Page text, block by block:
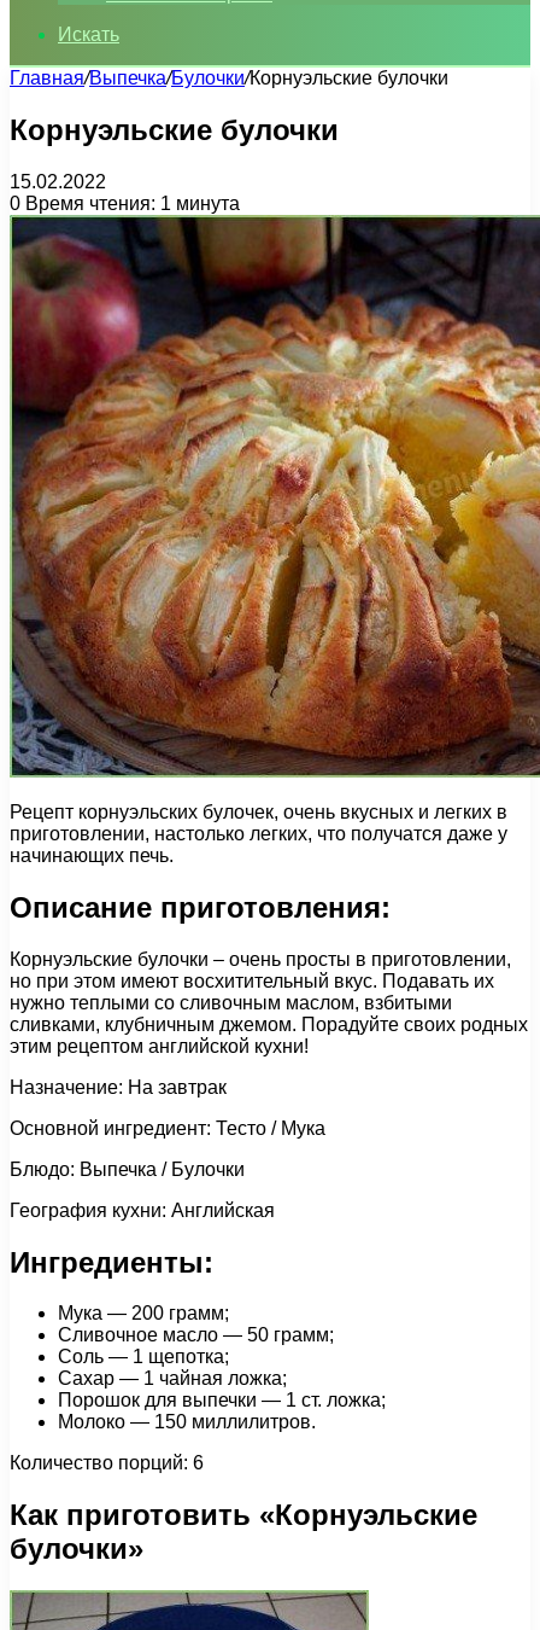
Искать
Главная/Выпечка/Булочки/Корнуэльские булочки
Корнуэльские булочки
15.02.2022
0 Время чтения: 1 минута
Рецепт корнуэльских булочек, очень вкусных и легких в
приготовлении, настолько легких, что получатся даже у
начинающих печь.
Описание приготовления:
Корнуэльские булочки – очень просты в приготовлении,
но при этом имеют восхитительный вкус. Подавать их
нужно теплыми со сливочным маслом, взбитыми
сливками, клубничным джемом. Порадуйте своих родных
этим рецептом английской кухни!
Назначение: На завтрак
Основной ингредиент: Тесто / Мука
Блюдо: Выпечка / Булочки
География кухни: Английская
Ингредиенты:
Мука — 200 грамм;
Сливочное масло — 50 грамм;
Соль — 1 щепотка;
Сахар — 1 чайная ложка;
Порошок для выпечки — 1 ст. ложка;
Молоко — 150 миллилитров.
Количество порций: 6
Как приготовить «Корнуэльские
булочки»